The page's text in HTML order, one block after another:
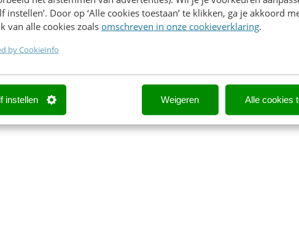
instellen’. Door op ‘Alle cookies toestaan’ te klikken, ga je akkoord
van alle cookies zoalsomschreven in onze cookieverklaring.
by CookieInfo
instellen Weigeren Alle cookies
grote merken en organisaties
én vooraf ingestuurde vragen van bezoekers. Praktisch,